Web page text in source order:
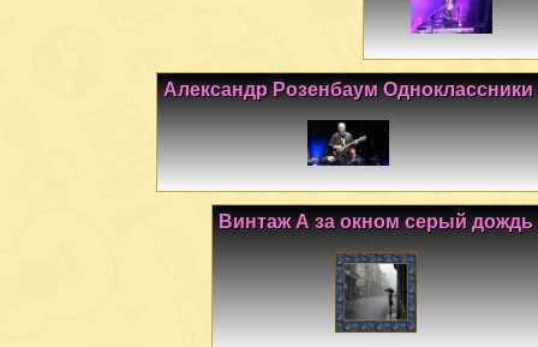
Александр Розенбаум Одноклассники
Винтаж А за окном серый дождь